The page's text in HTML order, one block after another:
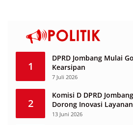
1
DPRD Jombang Mulai
Kearsipan
7 Juli 2026
2
Komisi D DPRD
Dorong Inovasi
Berbasis Desa
13 Juni 2026